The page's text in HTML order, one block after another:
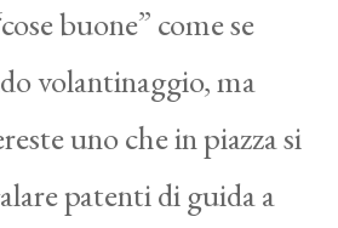
buone” come se
volantinaggio, ma
uno che in piazza si
patenti di guida a